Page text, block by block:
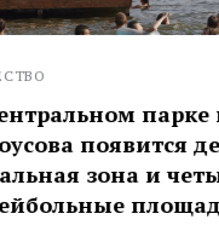
парке имени
детская
и четыре
площадки